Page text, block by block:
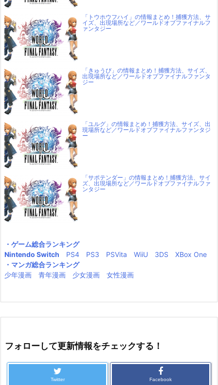
「トウホウフハイ」の情報まとめ！捕獲方法、サ
イズ、出現場所など／ワールドオブファイナルフ
ァンタジー
「きゅうび」の情報まとめ！捕獲方法、サイズ、
出現場所など／ワールドオブファイナルファンタ
ジー
「ユルグ」の情報まとめ！捕獲方法、サイズ、出
現場所など／ワールドオブファイナルファンタジ
ー
「サポテンダー」の情報まとめ！捕獲方法、サイ
ズ、出現場所など／ワールドオブファイナルファ
ンタジー
・ゲーム総合ランキング
Nintendo Switch
PS4 PS3 PSVita WiiU 3DS
XBox One
・マンガ総合ランキング
少年漫画
青年漫画 少女漫画 女性漫画
フォローして更新情報をチェックする！
Twitter Facebook